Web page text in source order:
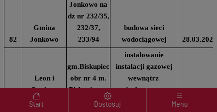
Menu wyróżnione
Start
Dostosuj Menu
82
Gmina
Jonkowo
Jonkowo na
dz nr 232/35,
232/37,
233/94
budowa sieci
wodociągowej
28.03.2024
Leon i
Grażyna
Wierzchniccy
gm.Biskupiec
obr nr 4 m.
Biskupiec na
dz nr 242/4
instalowanie
instalacji gazowej
wewnątrz
użytkowanego
29.03.2024